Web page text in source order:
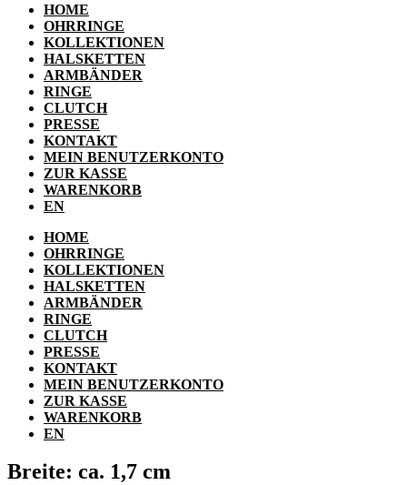
HOME
OHRRINGE
KOLLEKTIONEN
HALSKETTEN
ARMBÄNDER
RINGE
CLUTCH
PRESSE
KONTAKT
MEIN BENUTZERKONTO
ZUR KASSE
WARENKORB
EN
HOME
OHRRINGE
KOLLEKTIONEN
HALSKETTEN
ARMBÄNDER
RINGE
CLUTCH
PRESSE
KONTAKT
MEIN BENUTZERKONTO
ZUR KASSE
WARENKORB
EN
Breite: ca. 1,7 cm